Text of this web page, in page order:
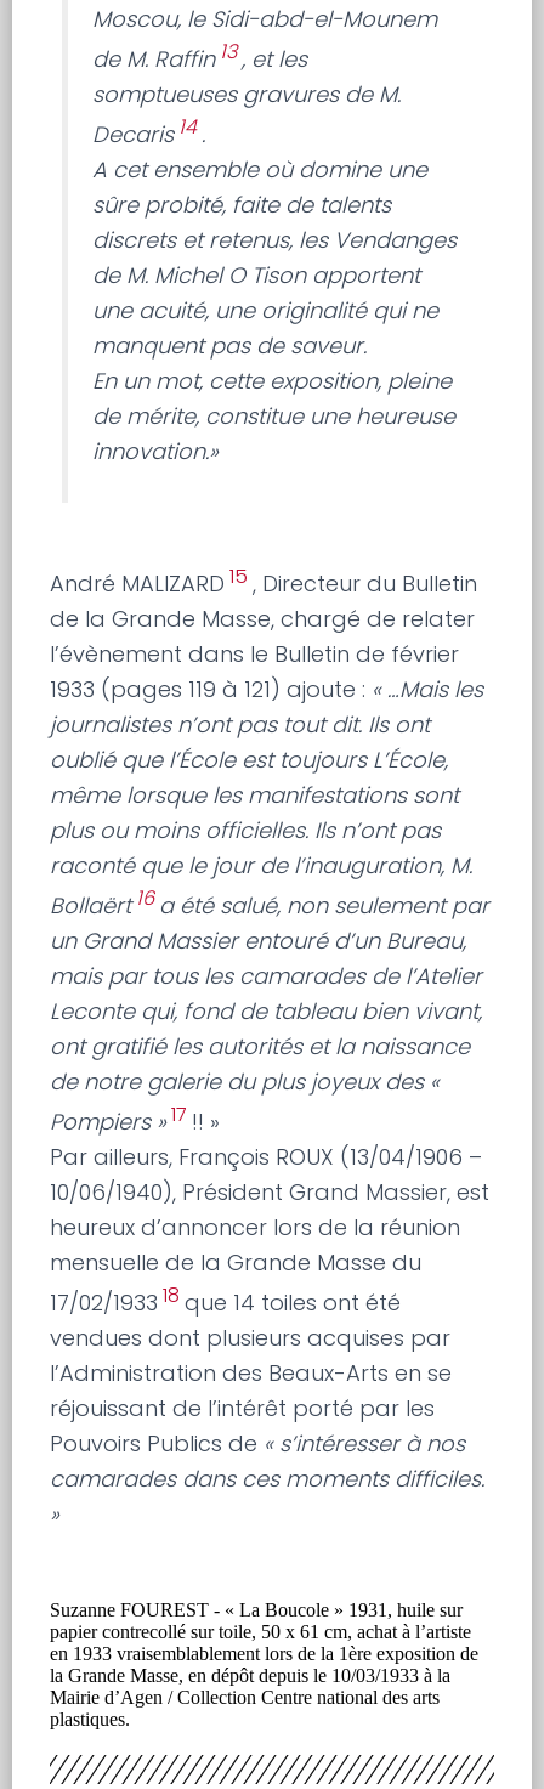
Moscou, le Sidi-abd-el-Mounem
de M. Raffin 13, et les
somptueuses gravures de M.
Decaris 14.
A cet ensemble où domine une
sûre probité, faite de talents
discrets et retenus, les Vendanges
de M. Michel O Tison apportent
une acuité, une originalité qui ne
manquent pas de saveur.
En un mot, cette exposition, pleine
de mérite, constitue une heureuse
innovation.»
André MALIZARD 15 , Directeur du Bulletin
de la Grande Masse, chargé de relater
l’évènement dans le Bulletin de février
1933 (pages 119 à 121) ajoute : « …Mais les
journalistes n’ont pas tout dit. Ils ont
oublié que l’École est toujours L’École,
même lorsque les manifestations sont
plus ou moins officielles. Ils n’ont pas
raconté que le jour de l’inauguration, M.
Bollaërt 16 a été salué, non seulement par
un Grand Massier entouré d’un Bureau,
mais par tous les camarades de l’Atelier
Leconte qui, fond de tableau bien vivant,
ont gratifié les autorités et la naissance
de notre galerie du plus joyeux des «
Pompiers »17 !! »
Par ailleurs, François ROUX (13/04/1906 –
10/06/1940), Président Grand Massier, est
heureux d’annoncer lors de la réunion
mensuelle de la Grande Masse du
17/02/1933 18 que 14 toiles ont été
vendues dont plusieurs acquises par
l’Administration des Beaux-Arts en se
réjouissant de l’intérêt porté par les
Pouvoirs Publics de « s’intéresser à nos
camarades dans ces moments difficiles.
»
Suzanne FOUREST - « La Boucole » 1931, huile sur
papier contrecollé sur toile, 50 x 61 cm, achat à l’artiste
en 1933 vraisemblablement lors de la 1ère exposition de
la Grande Masse, en dépôt depuis le 10/03/1933 à la
Mairie d’Agen / Collection Centre national des arts
plastiques.